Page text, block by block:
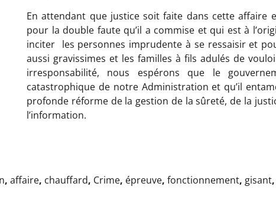
En attendant que justice soit faite dans cette affaire
pour la double faute qu’il a commise et qui est à
inciter les personnes imprudente à se ressaisir et
aussi gravissimes et les familles à fils adulés de
irresponsabilité, nous espérons que le
catastrophique de notre Administration et qu’il
profonde réforme de la gestion de la sûreté, de la
l’information.
, affaire, chauffard, Crime, épreuve, fonctionnement, gisant,